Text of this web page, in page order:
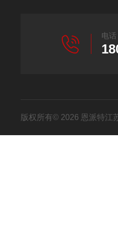
电话
版权所有© 2026 恩派特